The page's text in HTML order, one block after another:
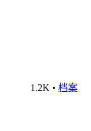
1.2K • 档案